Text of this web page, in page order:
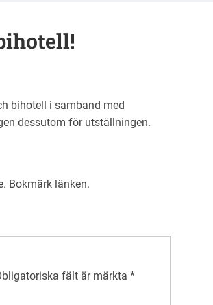
bihotell i samband med
dessutom för utställningen.
. Bokmärk länken.
fält är märkta *